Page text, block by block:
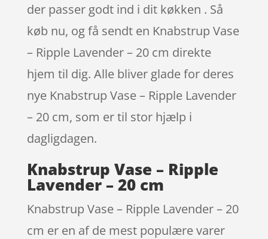
der passer godt ind i dit køkken . Så
køb nu, og få sendt en Knabstrup Vase
– Ripple Lavender – 20 cm direkte
hjem til dig. Alle bliver glade for deres
nye Knabstrup Vase – Ripple Lavender
– 20 cm, som er til stor hjælp i
dagligdagen.
Knabstrup Vase – Ripple
Lavender – 20 cm
Knabstrup Vase – Ripple Lavender – 20
cm er en af de mest populære varer